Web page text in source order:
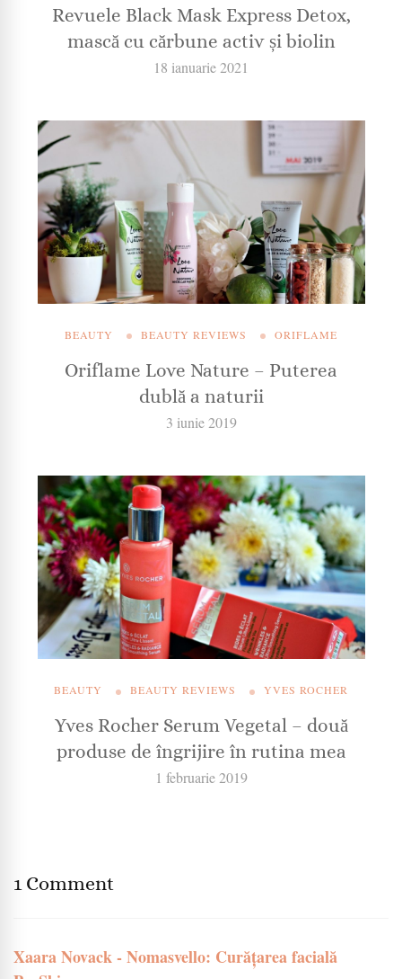
Revuele Black Mask Express Detox,
mască cu cărbune activ și biolin
18 ianuarie 2021
BEAUTY BEAUTY REVIEWS ORIFLAME
Oriflame Love Nature – Puterea
dublă a naturii
3 iunie 2019
BEAUTY BEAUTY REVIEWS YVES ROCHER
Yves Rocher Serum Vegetal – două
produse de îngrijire în rutina mea
1 februarie 2019
1 Comment
Xaara Novack - Nomasvello: Curățarea facială